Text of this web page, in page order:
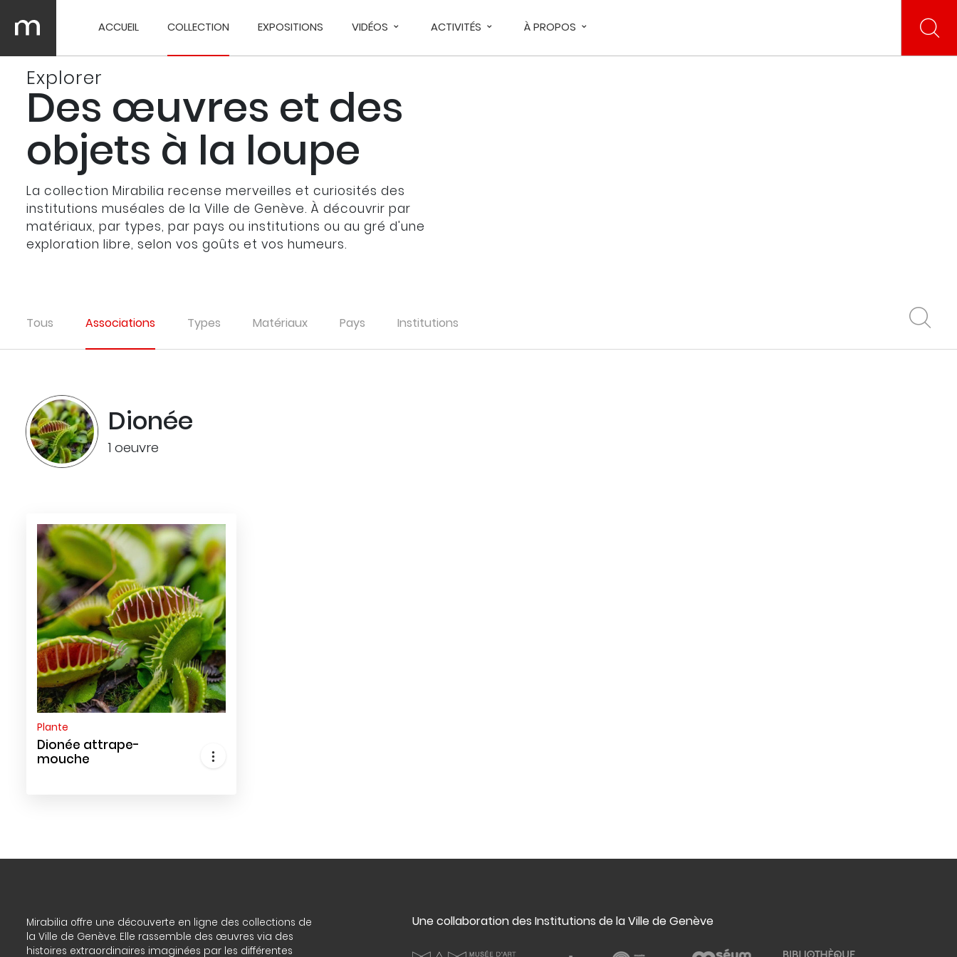
ACCUEIL COLLECTION EXPOSITIONS VIDÉOS ACTIVITÉS À PROPOS
Explorer
Des œuvres et des
objets à la loupe
La collection Mirabilia recense merveilles et curiosités des
institutions muséales de la Ville de Genève. À découvrir par
matériaux, par types, par pays ou institutions ou au gré d'une
exploration libre, selon vos goûts et vos humeurs.
Tous Associations Types Matériaux Pays Institutions
Dionée
1 oeuvre
Plante
Dionée attrape-
mouche
Mirabilia offre une découverte en ligne des collections de
la Ville de Genève. Elle rassemble des œuvres via des
histoires extraordinaires imaginées par les différentes
Une collaboration des Institutions de la Ville de Genève